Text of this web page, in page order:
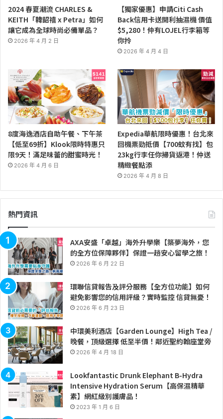
2024 春夏潮流 CHARLES &
KEITH「韓韶禧 x Petra」如何
讓它成為全球時尚必備單品？
2026 年 4 月 2 日
【獨家優惠】申請Citi Cash
Back信用卡送開利抽濕機 價值
$5,280！仲有LOJEL行李箱等
你拎
2026 年 4 月 4 日
8度海逸酒店自助午餐、下午茶
【低至69折】Klook限時特惠只
限9天！滿足味蕾的甜蜜時光！
2026 年 4 月 6 日
Expedia華航限時優惠！台北來
回機票勁抵價【700蚊有找】包
23kg行李任你掃貨返港！仲送
精緻餐點添
2026 年 4 月 8 日
熱門資訊
AXA安盛「卓越」海外升學樂【築夢海外，您
的全方位保障夥伴】保證一趟安心留學之旅！
2026 年 6 月 22 日
環聯信貸報告及評分服務【全方位功能】如何
避免影響您的信用評級？實時監控 信貸無憂！
2026 年 6 月 23 日
中環美利酒店【Garden Lounge】High Tea /
晚餐，頂級選擇 低至半價！鄰近聖約翰座堂旁
2026 年 4 月 18 日
Lookfantastic Drunk Elephant B-Hydra
Intensive Hydration Serum【高保濕精華
素】網紅級別護膚品！
2023 年 1 月 6 日